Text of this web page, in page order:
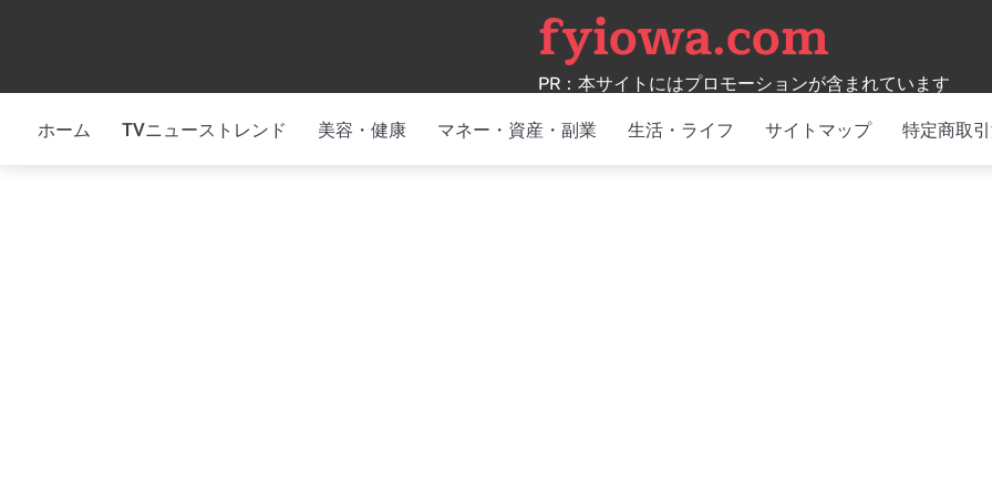
fyiowa.com
PR：本サイトにはプロモーションが含まれています
ホーム TVニューストレンド 美容・健康 マネー・資産・副業 生活・ライフ サイトマップ 特定商取